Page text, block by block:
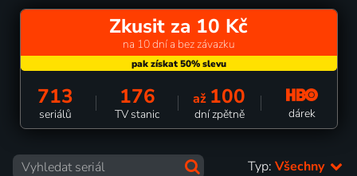
Zkusit za 10 Kč
na 10 dní a bez závazku
713
seriálů
176
TV stanic
až 100
dní zpětně dárek
Typ: Všechny